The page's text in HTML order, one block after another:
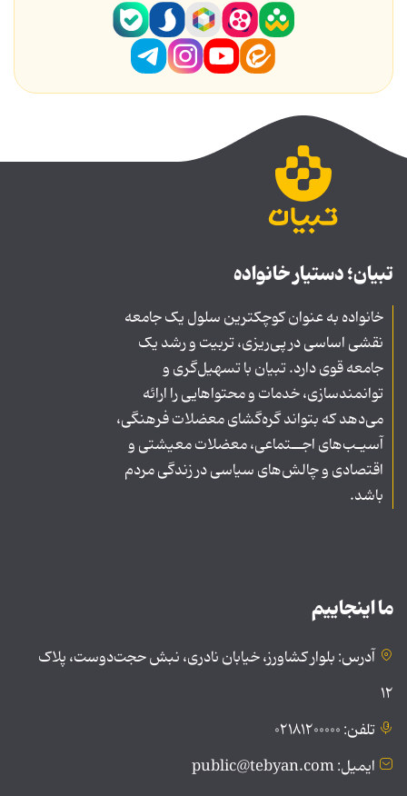
تبیان؛ دستیار خانواده
خانواده به عنوان کوچکترین سلول یک جامعه
نقشی اساسی در پی‌ریزی، تربیت و رشد یک
جامعه قوی دارد. تبیان با تسهیل‌گری و
توانمندسازی، خدمات و محتواهایی را ارائه
می‌دهد که بتواند گره‌گشای معضلات فرهنگی،
آسیـب‌های اجــتماعی، معضلات معیشتی و
اقتصادی و چالش‌های سیاسی در زندگی مردم
باشد.
ما اینجاییم
آدرس: بلوار کشاورز، خیابان نادری، نبش حجت‌دوست، پلاک
۱۲
تلفن: ۰۲۱۸۱۲۰۰۰۰۰
ایمیل: public@tebyan.com